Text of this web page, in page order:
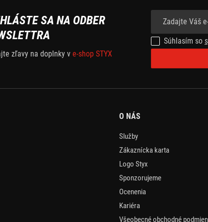
SA NA ODBER
zľavy na doplnky v e-shop STYX
Súhlasím so
O NÁS
Služby
Zákaznícka karta
Logo Styx
Sponzorujeme
Ocenenia
Kariéra
Všeobecné obchodné